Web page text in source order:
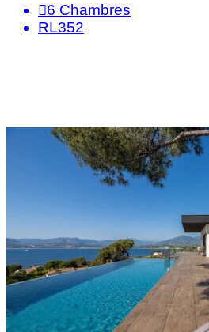
6 Chambres
RL352